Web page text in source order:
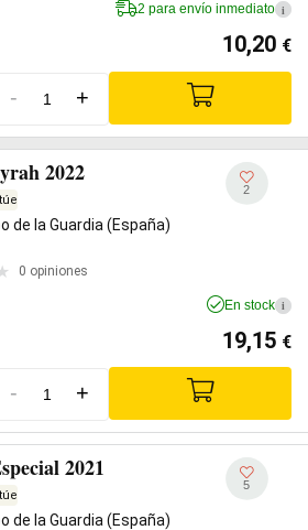
2 para envío inmediato i
10,20 €
- +
2022
de la Guardia (España)
0 opiniones
2
En stock i
19,15 €
- +
2021
de la Guardia (España)
5